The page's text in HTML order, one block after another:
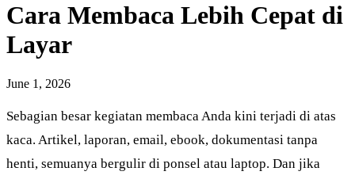
Cara Membaca Lebih Cepat di
Layar
June 1, 2026
Sebagian besar kegiatan membaca Anda kini terjadi di atas
kaca. Artikel, laporan, email, ebook, dokumentasi tanpa
henti, semuanya bergulir di ponsel atau laptop. Dan jika